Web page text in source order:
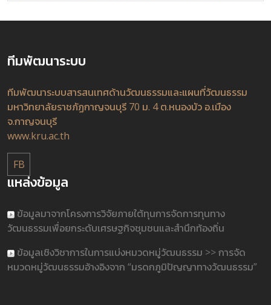
ทีมพัฒนาระบบ
ทีมพัฒนาระบบสารสนเทศด้านวัฒนธรรมและแผนที่วัฒนธรรม
มหาวิทยาลัยราชภัฏกาญจนบุรี 70 ม. 4 ต.หนองบัว อ.เมือง
จ.กาญจนบุรี
www.kru.ac.th
FB
แหล่งข้อมูล
ข้อมูลมาจากโครงการวิจัยภายใต้ทุนการจัดการทุนทาง
วัฒนธรรมเพื่อยกระดับเศรษฐกิจชุมชนและสำนึกท้องถิ่น
ข้อมูลเชิงวิชาการในการแบ่งหมวดหมู่วัฒนธรรม >> การจัด
หมวดหมู่วัฒนธรรมอ้างอิงจาก “มรดกภูมิปัญญาทางวัฒนธรรม”